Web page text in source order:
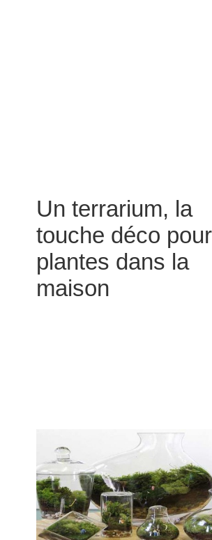
Un terrarium, la
touche déco
plantes dans la
maison